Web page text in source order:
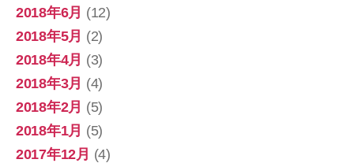
2018年6月 (12)
2018年5月 (2)
2018年4月 (3)
2018年3月 (4)
2018年2月 (5)
2018年1月 (5)
2017年12月 (4)